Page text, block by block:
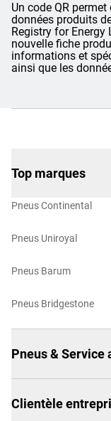
Un code QR
données produits
Registry for
nouvelle fiche
informations et
ainsi que les
Top marques
Pneus Continental
Pneus Uniroyal
Pneus Barum
Pneus Bridgestone
Pneus & Service
Clientèle